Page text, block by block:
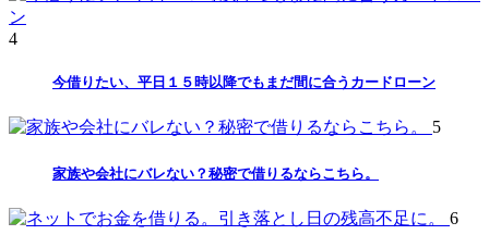
4
今借りたい、平日１５時以降でもまだ間に合うカードローン
5
家族や会社にバレない？秘密で借りるならこちら。
6